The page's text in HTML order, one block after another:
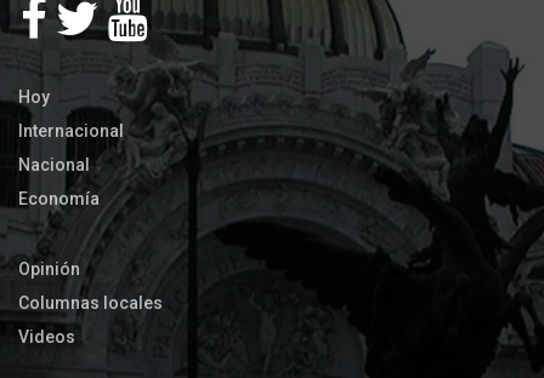
Hoy
Internacional
Nacional
Economía
Opinión
Columnas locales
Videos